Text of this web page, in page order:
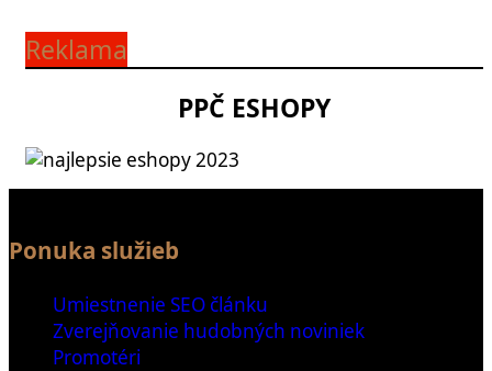
Reklama
PPČ ESHOPY
Ponuka služieb
Umiestnenie SEO článku
Zverejňovanie hudobných noviniek
Promotéri